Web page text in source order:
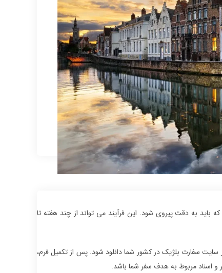
به دقت پیروی شود. این فرآیند می تواند از چند هفته تا
سایت سفارت بلژیک در کشور شما دانلود شود. پس از تکمیل فرم،
و اسناد مربوط به هدف سفر شما باشد.